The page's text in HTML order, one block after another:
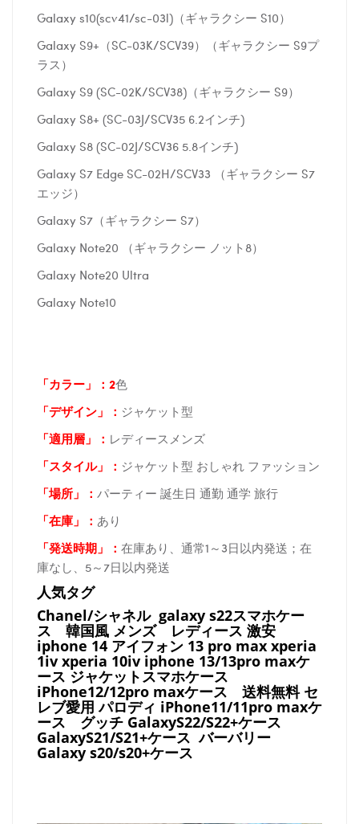
Galaxy s10(scv41/sc-03l)（ギャラクシー S10）
Galaxy S9+（SC-03K/SCV39）（ギャラクシー S9プ
ラス）
Galaxy S9 (SC-02K/SCV38)（ギャラクシー S9）
Galaxy S8+ (SC-03J/SCV35 6.2インチ)
Galaxy S8 (SC-02J/SCV36 5.8インチ)
Galaxy S7 Edge SC-02H/SCV33 （ギャラクシー S7
エッジ）
Galaxy S7（ギャラクシー S7）
Galaxy Note20 （ギャラクシー ノット8）
Galaxy Note20 Ultra
Galaxy Note10
「カラー」：2色
「デザイン」
： ジャケット型
「適用層」： レディースメンズ
「スタイル」： ジャケット型 おしゃれ ファッション
「場所 」： パーティー 誕生日 通勤 通学 旅行
「在庫 」： あり
「発送時期 」： 在庫あり、通常1～3日以内発送；在
庫なし、5～7日以内発送
人気タグ
Chanel/シャネル galaxy s22スマホケー
ス 韓国風 メンズ レディース 激安
iphone 14 アイフォン 13 pro max xperia
1iv xperia 10iv iphone 13/13pro maxケ
ース ジャケットスマホケース
iPhone12/12pro maxケース 送料無料 セ
レブ愛用 パロディ iPhone11/11pro maxケ
ース グッチ GalaxyS22/S22+ケース
GalaxyS21/S21+ケース バーバリー
Galaxy s20/s20+ケース